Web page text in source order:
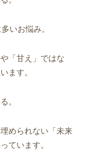
いお悩み。
「甘え」ではな
ます。
。
められない「未来
ています。